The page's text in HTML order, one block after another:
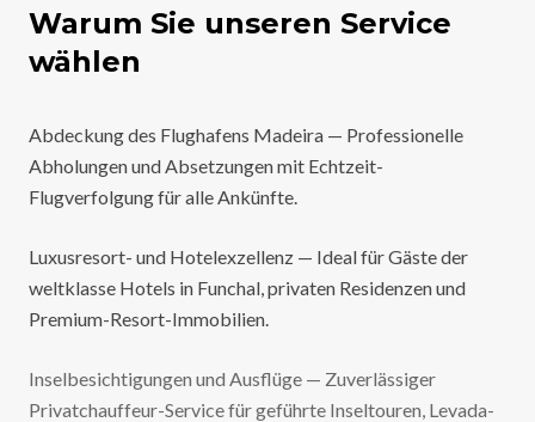
Warum Sie unseren Service
wählen
Abdeckung des Flughafens Madeira — Professionelle
Abholungen und Absetzungen mit Echtzeit-
Flugverfolgung für alle Ankünfte.
Luxusresort- und Hotelexzellenz — Ideal für Gäste der
weltklasse Hotels in Funchal, privaten Residenzen und
Premium-Resort-Immobilien.
Inselbesichtigungen und Ausflüge — Zuverlässiger
Privatchauffeur-Service für geführte Inseltouren, Levada-